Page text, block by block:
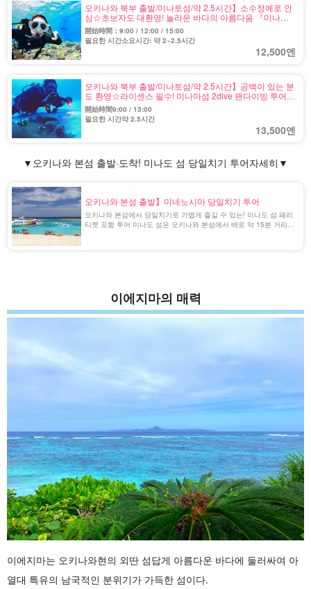
오키나와 북부 출발/미나토섬/약 2.5시간】소수정예로 안
심☆초보자도 대환영! 놀라운 바다의 아름다움 『미나토
섬』에서 보트 체험 다이빙 투어★사진 무료 (No.605)
開始時間：9:00 / 12:00 / 15:00
필요한 시간소요시간: 약 2~2.5시간
12,500엔
오키나와 북부 출발/미나토섬/약 2.5시간】공백이 있는 분
도 환영☆라이센스 필수! 미나마섬 2dive 팬다이빙 투어★
사진 무료 (No.606)
開始時間9:00 / 13:00
필요한 시간약 2.5시간
13,500엔
▼오키나와 본섬 출발·도착! 미나도 섬 당일치기 투어자세히 ▼
오키나와 본섬 출발】미네노시마 당일치기 투어
오키나와 본섬에서 당일치기로 가볍게 즐길 수 있는! 미나도 섬 페리
티켓 포함 투어 미나도 섬은 오키나와 본섬에서 배로 약 15분 거리에
이에지마의 매력
이에지마는 오키나와현의 외딴 섬답게 아름다운 바다에 둘러싸여 아
열대 특유의 남국적인 분위기가 가득한 섬이다.